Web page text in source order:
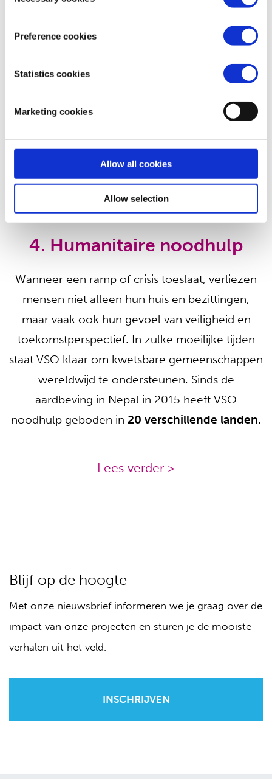
Preference cookies
Statistics cookies
Marketing cookies
Allow all cookies
Allow selection
bron van voedsel en inkomen om zichzelf en
hun families te onderhouden. Dat moet en
midden in gemeenschappen om mensen te
bouwen en financieel onafhankelijk te
worden.
4. Humanitaire noodhulp
Wanneer een ramp of crisis toeslaat, verliezen
mensen niet alleen hun huis en bezittingen,
maar vaak ook hun gevoel van veiligheid en
toekomstperspectief. In zulke moeilijke tijden
staat VSO klaar om kwetsbare gemeenschappen
wereldwijd te ondersteunen. Sinds de
aardbeving in Nepal in 2015 heeft VSO
noodhulp geboden in 20 verschillende landen.
Lees verder >
Blijf op de hoogte
Met onze nieuwsbrief informeren we je graag over de
impact van onze projecten en sturen je de mooiste
verhalen uit het veld.